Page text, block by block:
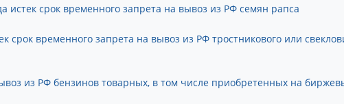
истек срок временного запрета на вывоз из РФ семян рапса
срок временного запрета на вывоз из РФ тростникового или
из РФ бензинов товарных, в том числе приобретенных на